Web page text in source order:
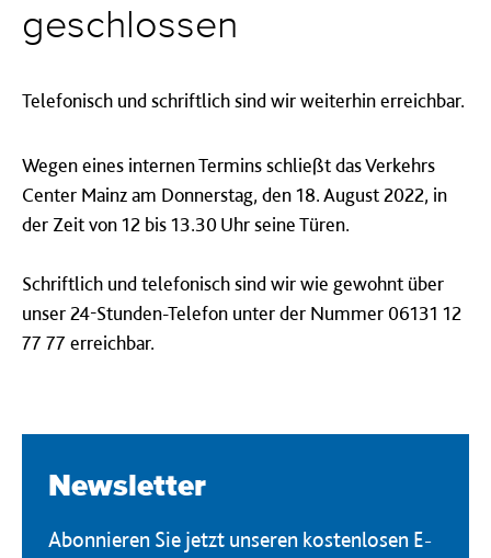
geschlossen
Telefonisch und schriftlich sind wir weiterhin erreichbar.
Wegen eines internen Termins schließt das Verkehrs
Center Mainz am Donnerstag, den 18. August 2022, in
der Zeit von 12 bis 13.30 Uhr seine Türen.
Schriftlich und telefonisch sind wir wie gewohnt über
unser 24-Stunden-Telefon unter der Nummer 06131 12
77 77 erreichbar.
Newsletter
Abonnieren Sie jetzt unseren kostenlosen E-